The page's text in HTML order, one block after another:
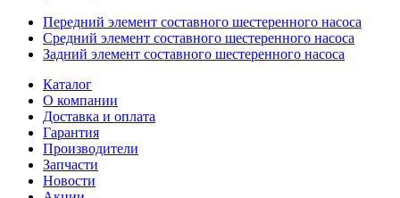
Передний элемент составного шестеренного насоса
Средний элемент составного шестеренного насоса
Задний элемент составного шестеренного насоса
Каталог
О компании
Доставка и оплата
Гарантия
Производители
Запчасти
Новости